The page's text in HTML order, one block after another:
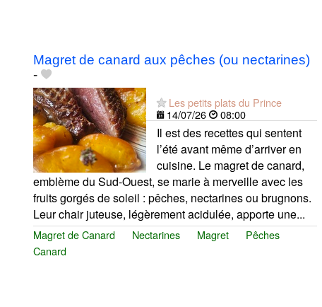
Magret de canard aux pêches (ou nectarines)
-
Les petits plats du Prince
14/07/26
08:00
Il est des recettes qui sentent
l’été avant même d’arriver en
cuisine. Le magret de canard,
emblème du Sud‑Ouest, se marie à merveille avec les
fruits gorgés de soleil : pêches, nectarines ou brugnons.
Leur chair juteuse, légèrement acidulée, apporte une...
Magret de Canard Nectarines Magret
Pêches
Canard